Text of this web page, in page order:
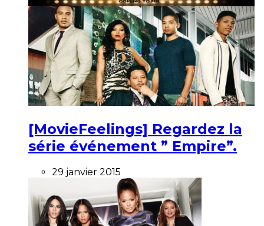
[MovieFeelings] Regardez la
série événement ” Empire”.
29 janvier 2015